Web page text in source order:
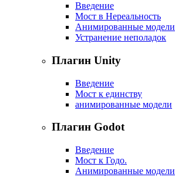
Введение
Мост в Нереальность
Анимированные модели
Устранение неполадок
Плагин Unity
Введение
Мост к единству
анимированные модели
Плагин Godot
Введение
Мост к Годо.
Анимированные модели